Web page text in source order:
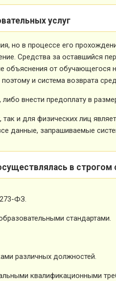
услуг
но в процессе его
Средства за оставшийся
объяснения от обучающегося
и система возврата
внести предоплату в
и для физических лиц
данные, запрашиваемые
в строгом
ФЗ.
стандартами.
различных должностей.
квалификационными